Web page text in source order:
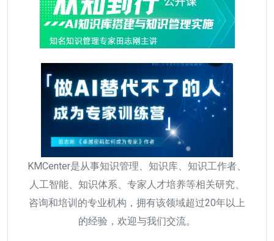
KMCenter是从事知识管理、知识库、知识工作者、
人工智能、知识体系、专家人才培养等相关研究、
咨询和培训的专业机构，拥有该领域超过20年以上
的经验，欢迎与我们交流。